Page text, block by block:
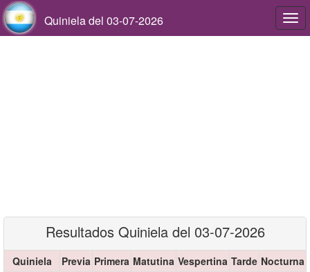
Quiniela del 03-07-2026
Resultados Quiniela del 03-07-2026
Quiniela Previa Primera Matutina Vespertina Tarde Nocturna